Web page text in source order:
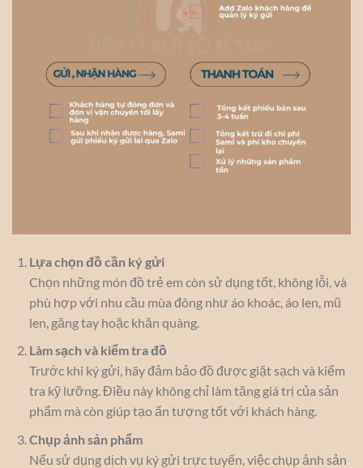
Lựa chọn đồ cần ký gửi
Chọn những món đồ trẻ em còn sử dụng tốt, không lỗi, và
phù hợp với nhu cầu mùa đông như áo khoác, áo len, mũ
len, găng tay hoặc khăn quàng.
Làm sạch và kiểm tra đồ
Trước khi ký gửi, hãy đảm bảo đồ được giặt sạch và kiểm
tra kỹ lưỡng. Điều này không chỉ làm tăng giá trị của sản
phẩm mà còn giúp tạo ấn tượng tốt với khách hàng.
Chụp ảnh sản phẩm
Nếu sử dụng dịch vụ ký gửi trực tuyến, việc chụp ảnh sản